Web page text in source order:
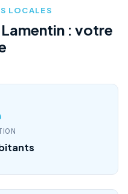
LOCALES
: votre